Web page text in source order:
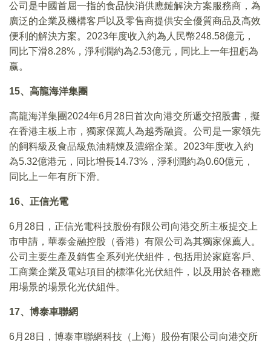
公司是中國首屈一指的食品快消供應鏈解決方案服務商，為
廣泛的企業及機構客戶以及零售商提供安全優質商品及高效
便利的解決方案。2023年度收入約為人民幣248.58億元，
同比下滑8.28%，淨利潤約為2.53億元，同比上一年扭虧為
赢。
15、高龍海洋集團
高龍海洋集團2024年6月28日首次向港交所遞交招股書，擬
在香港主板上市，獨家保薦人為越秀融資。公司是一家領先
的飼料級及食品級魚油精煉及濃縮企業。2023年度收入約
為5.32億港元，同比增長14.73%，淨利潤約為0.60億元，
同比上一年有所下滑。
16、正信光電
6月28日，正信光電科技股份有限公司向港交所主板提交上
市申請，華泰金融控股（香港）有限公司為其獨家保薦人。
公司主要生產及銷售全系列光伏組件，包括用於家庭客戶、
工商業企業及電站項目的標準化光伏組件，以及用於各種應
用場景的場景化光伏組件。
17、博泰車聯網
6月28日，博泰車聯網科技（上海）股份有限公司向港交所